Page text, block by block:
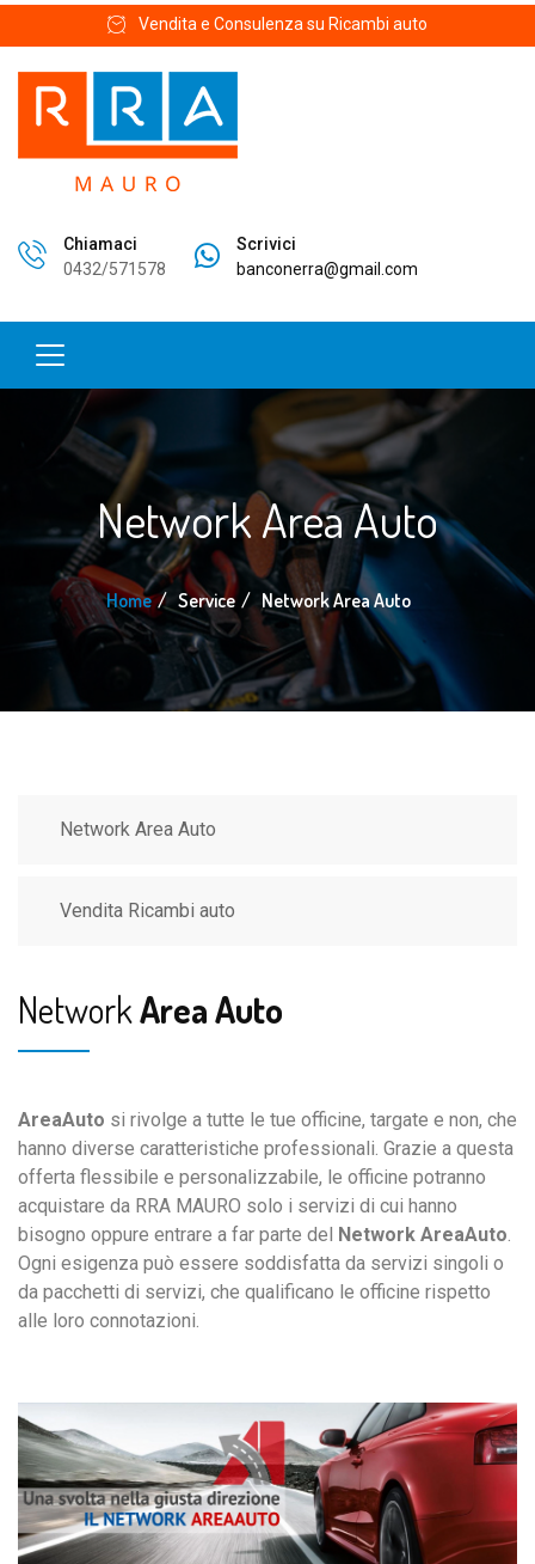
Vendita e Consulenza su Ricambi auto
Chiamaci
0432/571578
Scrivici
banconerra@gmail.com
Network Area Auto
Home Service Network Area Auto
Network Area Auto
Vendita Ricambi auto
NetworkArea Auto
AreaAuto si rivolge a tutte le tue officine, targate e non, che
hanno diverse caratteristiche professionali. Grazie a questa
offerta flessibile e personalizzabile, le officine potranno
acquistare da RRA MAURO solo i servizi di cui hanno
bisogno oppure entrare a far parte del Network AreaAuto.
Ogni esigenza può essere soddisfatta da servizi singoli o
da pacchetti di servizi, che qualificano le officine rispetto
alle loro connotazioni.